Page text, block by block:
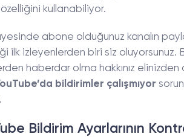
özelliğini kullanabiliyor.
abone olduğunuz kanalın
ilk izleyenlerden biri siz oluyorsunuz.
haberdar olma hakkınız
bildirimler çalışmıyor
Bildirim Ayarlarının